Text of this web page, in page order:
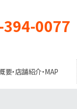
0077
要・店舗紹介・MAP